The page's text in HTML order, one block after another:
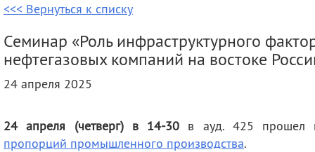
История
Научные подразделения
Прочие подразделения
Издательская
Контакты
Гранты
Научные школы
Публикации
советы
Целевое
<<< Вернуться к списку
Семинар «Роль инфраструктурного
нефтегазовых компаний на востоке
24 апреля 2025
24 апреля (четверг) в 14-30 в ауд. 425 прошел
пропорций промышленного производства.